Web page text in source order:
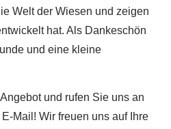
Welt der Wiesen und zeigen
hat. Als Dankeschön
und eine kleine
und rufen Sie uns an
Mail! Wir freuen uns auf Ihre